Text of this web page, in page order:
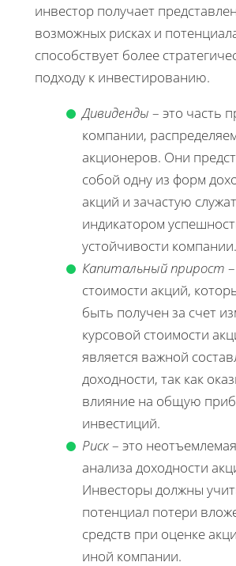
инвестор получает
возможных рисках и
способствует более
подходу к инвестированию.
Дивиденды – это часть
компании,
акционеров. Они
собой одну из форм
акций и зачастую служат
индикатором
устойчивости компании.
Капитальный прирост
стоимости акций,
быть получен за счет
курсовой стоимости
является важной
доходности, так как
влияние на общую
инвестиций.
Риск– это
анализа доходности
Инвесторы должны
потенциал потери
средств при оценке
иной компании.